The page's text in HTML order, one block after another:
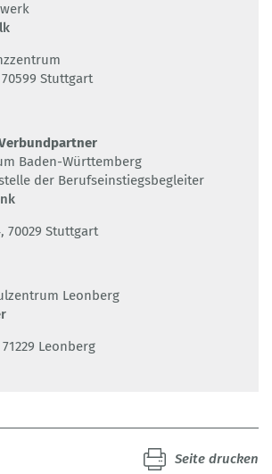
Stuttgart
Baden-Württemberg
der Berufseinstiegsbegleiter
70029 Stuttgart
Leonberg
Leonberg
Seite drucken